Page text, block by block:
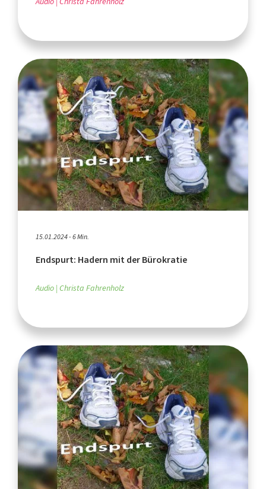
15.01.2024 - 6 Min.
Endspurt: Hadern mit der Bürokratie
Audio Christa Fahrenholz